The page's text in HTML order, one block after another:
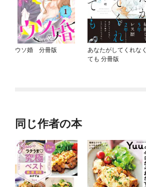
ウソ婚 分冊版
あなたがしてくれなく
ても 分冊版
同じ作者の本